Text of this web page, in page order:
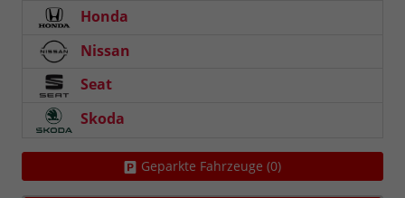
Honda
Nissan
Seat
Skoda
Geparkte Fahrzeuge (0)